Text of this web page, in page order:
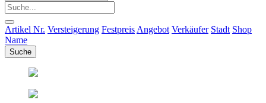
Artikel Nr. Versteigerung Festpreis Angebot Verkäufer Stadt Shop
Name